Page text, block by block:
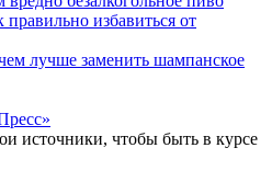
правильно избавиться от
лучше заменить шампанское
источники, чтобы быть в курсе